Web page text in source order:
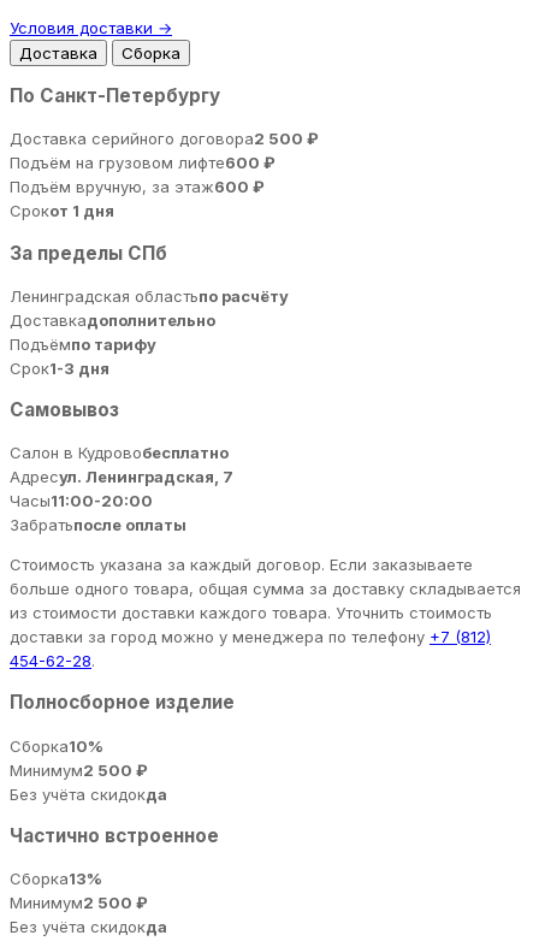
Условия доставки →
Доставка
Сборка
По Санкт-Петербургу
Доставка серийного договора2 500 ₽
Подъём на грузовом лифте600 ₽
Подъём вручную, за этаж600 ₽
Срокот 1 дня
За пределы СПб
Ленинградская областьпо расчёту
Доставкадополнительно
Подъёмпо тарифу
Срок1-3 дня
Самовывоз
Салон в Кудровобесплатно
Адресул. Ленинградская, 7
Часы11:00-20:00
Забратьпосле оплаты
Стоимость указана за каждый договор. Если заказываете
больше одного товара, общая сумма за доставку складывается
из стоимости доставки каждого товара. Уточнить стоимость
доставки за город можно у менеджера по телефону +7 (812)
454-62-28.
Полносборное изделие
Сборка10%
Минимум2 500 ₽
Без учёта скидокда
Частично встроенное
Сборка13%
Минимум2 500 ₽
Без учёта скидокда